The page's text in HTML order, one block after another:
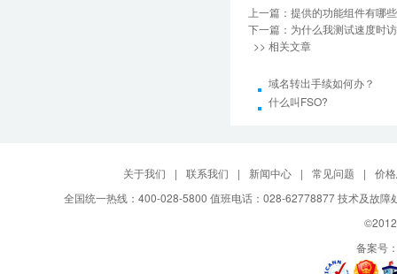
上一篇： 提供的功能组件有哪
下一篇： 为什么我测试速度时
>> 相关文章
域名转出手续如何办？
什么叫FSO?
关于我们 | 联系我们 | 新闻中心 | 常见问题 |
价
全国统一热线：400-028-5800 值班电话：028-62778877 技术及故障
备案号